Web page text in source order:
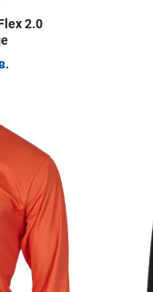
2.0
Сравни
Quick